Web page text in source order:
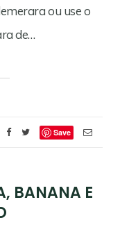
ou use o
de…
Save
BANANA E